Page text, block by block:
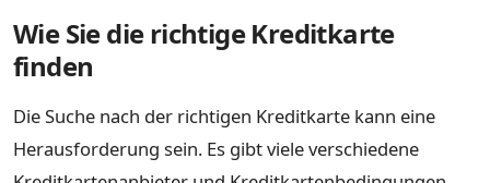
Wie Sie die richtige Kreditkarte
finden
Die Suche nach der richtigen Kreditkarte kann eine
Herausforderung sein. Es gibt viele verschiedene